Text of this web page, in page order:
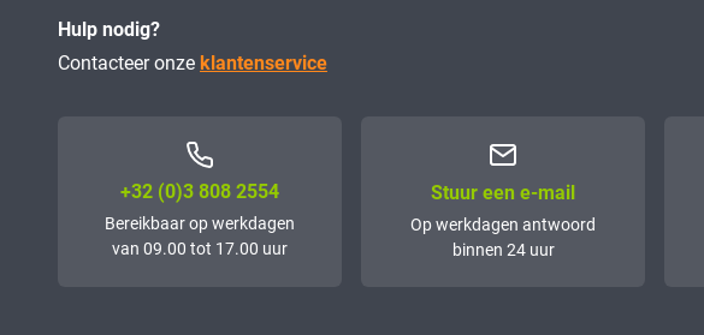
Hulp nodig?
Contacteer onze klantenservice
+32 (0)3 808 2554
Bereikbaar op werkdagen
van 09.00 tot 17.00 uur
Stuur een e-mail
Op werkdagen antwoord
binnen 24 uur